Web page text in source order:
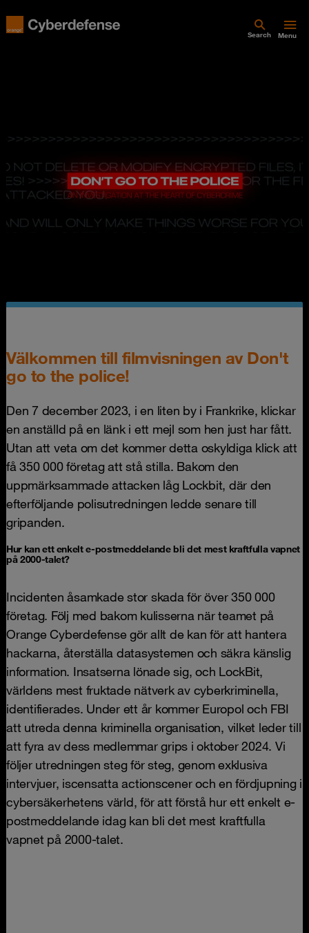
Search Menu
Välkommen till filmvisningen av Don't
go to the police!
Den 7 december 2023, i en liten by i Frankrike, klickar
en anställd på en länk i ett mejl som hen just har fått.
Utan att veta om det kommer detta oskyldiga klick att
få 350 000 företag att stå stilla. Bakom den
uppmärksammade attacken låg Lockbit, där den
efterföljande polisutredningen ledde senare till
gripanden.
Hur kan ett enkelt e-postmeddelande bli det mest kraftfulla vapnet
på 2000-talet?
Incidenten åsamkade stor skada för över 350 000
företag. Följ med bakom kulisserna när teamet på
Orange Cyberdefense gör allt de kan för att hantera
hackarna, återställa datasystemen och säkra känslig
information. Insatserna lönade sig, och LockBit,
världens mest fruktade nätverk av cyberkriminella,
identifierades. Under ett år kommer Europol och FBI
att utreda denna kriminella organisation, vilket leder till
att fyra av dess medlemmar grips i oktober 2024. Vi
följer utredningen steg för steg, genom exklusiva
intervjuer, iscensatta actionscener och en fördjupning i
cybersäkerhetens värld, för att förstå hur ett enkelt e-
postmeddelande idag kan bli det mest kraftfulla
vapnet på 2000-talet.